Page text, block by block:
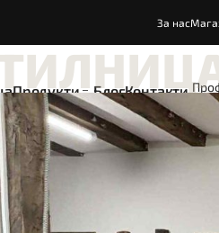
За нас
Продукти БлогКонтакти